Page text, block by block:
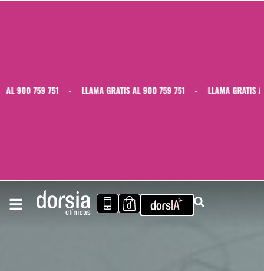
751 - LLAMA GRATIS AL 900 759 751 - LLAMA GRATIS AL 900 759